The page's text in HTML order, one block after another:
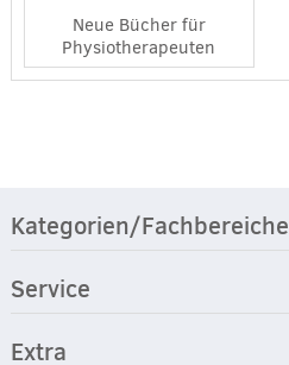
Neue Bücher für
Physiotherapeuten
Kategorien/Fachbereiche
Service
Extra